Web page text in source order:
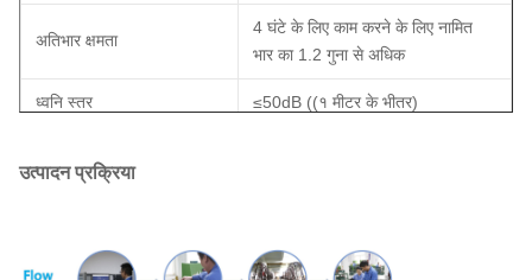
अतिभार क्षमता
4 घंटे के लिए काम करने के लिए नामित
भार का 1.2 गुना से अधिक
ध्वनि स्तर ≤50dB ((१ मीटर के भीतर)
उत्पादन प्रक्रिया